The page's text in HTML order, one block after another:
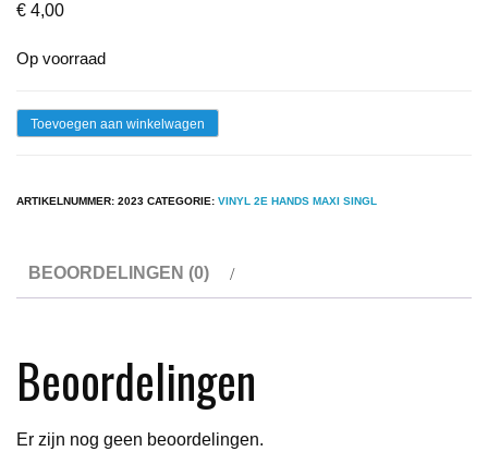
€ 4,00
Op voorraad
Lydia
Toevoegen aan winkelwagen
ARTIKELNUMMER: 2023 CATEGORIE: VINYL 2E HANDS MAXI SINGL
BEOORDELINGEN (0)
Beoordelingen
Er zijn nog geen beoordelingen.